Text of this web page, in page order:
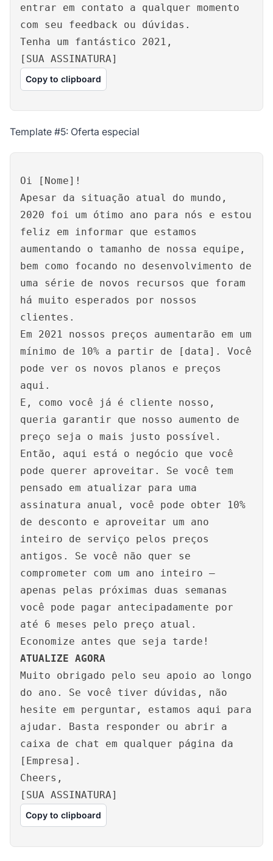
entrar em contato a qualquer momento
com seu feedback ou dúvidas.
Tenha um fantástico 2021,
[SUA ASSINATURA]
Copy to clipboard
Template #5: Oferta especial
Oi [Nome]!
Apesar da situação atual do mundo,
2020 foi um ótimo ano para nós e estou
feliz em informar que estamos
aumentando o tamanho de nossa equipe,
bem como focando no desenvolvimento de
uma série de novos recursos que foram
há muito esperados por nossos
clientes.
Em 2021 nossos preços aumentarão em um
mínimo de 10% a partir de [data]. Você
pode ver os novos planos e preços
aqui.
E, como você já é cliente nosso,
queria garantir que nosso aumento de
preço seja o mais justo possível.
Então, aqui está o negócio que você
pode querer aproveitar. Se você tem
pensado em atualizar para uma
assinatura anual, você pode obter 10%
de desconto e aproveitar um ano
inteiro de serviço pelos preços
antigos. Se você não quer se
comprometer com um ano inteiro –
apenas pelas próximas duas semanas
você pode pagar antecipadamente por
até 6 meses pelo preço atual.
Economize antes que seja tarde!
ATUALIZE AGORA
Muito obrigado pelo seu apoio ao longo
do ano. Se você tiver dúvidas, não
hesite em perguntar, estamos aqui para
ajudar. Basta responder ou abrir a
caixa de chat em qualquer página da
[Empresa].
Cheers,
[SUA ASSINATURA]
Copy to clipboard